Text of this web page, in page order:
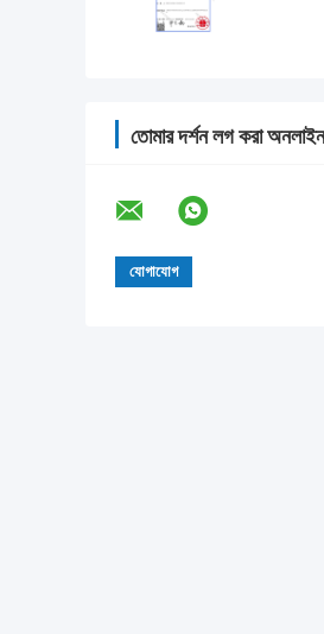
তোমার দর্শন লগ করা